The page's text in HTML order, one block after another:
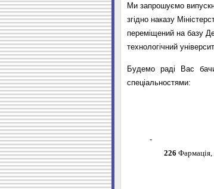
Ми запрошуємо
згідно наказу
переміщений на базу
технологічний
Будемо раді Вас
спеціальностями:
-
226 Фармація,